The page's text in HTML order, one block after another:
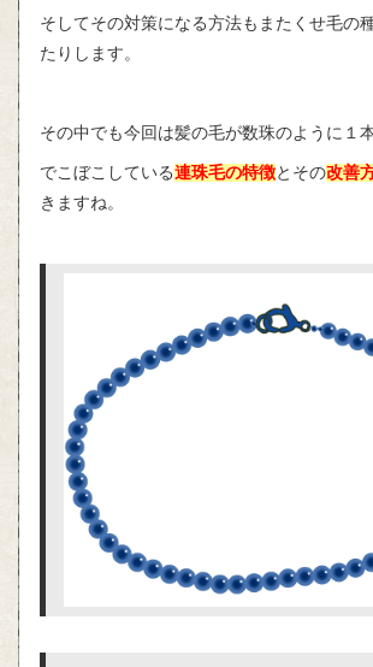
そしてその対策になる方法もまたくせ毛の
たりします。
その中でも今回は髪の毛が数珠のように１
でこぼこしている連珠毛の特徴とその改善
きますね。